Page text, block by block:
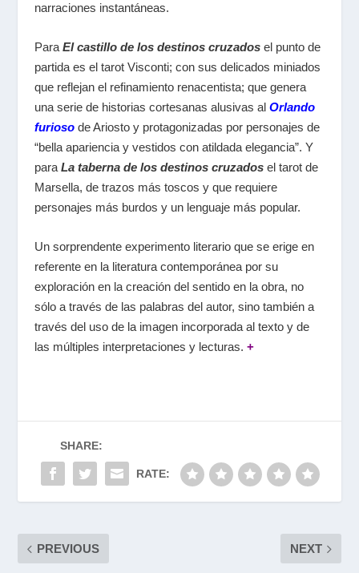
narraciones instantáneas.
Para El castillo de los destinos cruzadosel punto de
partida es el tarot Visconti; con sus delicados miniados
que reflejan el refinamiento renacentista; que genera
una serie de historias cortesanas alusivas al Orlando
furiosode Ariosto y protagonizadas por personajes de
“bella apariencia y vestidos con atildada elegancia”. Y
para La taberna de los destinos cruzadosel tarot de
Marsella, de trazos más toscos y que requiere
personajes más burdos y un lenguaje más popular.
Un sorprendente experimento literario que se erige en
referente en la literatura contemporánea por su
exploración en la creación del sentido en la obra, no
sólo a través de las palabras del autor, sino también a
través del uso de la imagen incorporada al texto y de
las múltiples interpretaciones y lecturas. +
SHARE:
RATE:
PREVIOUS NEXT